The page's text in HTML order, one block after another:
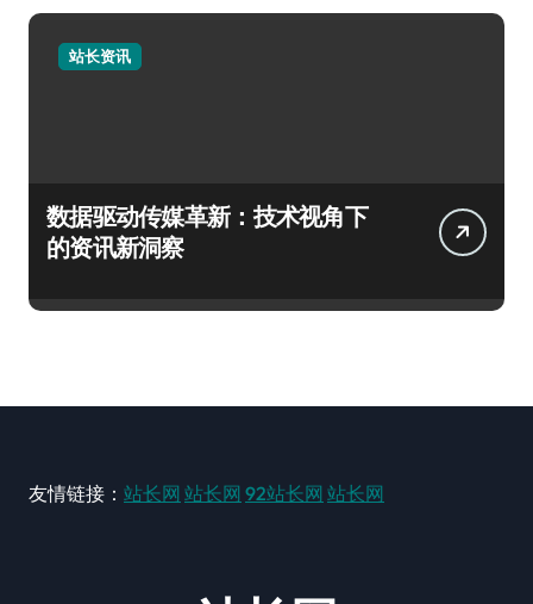
站长资讯
数据驱动传媒革新：技术视角下
的资讯新洞察
友情链接： 站长网 站长网 92站长网 站长网